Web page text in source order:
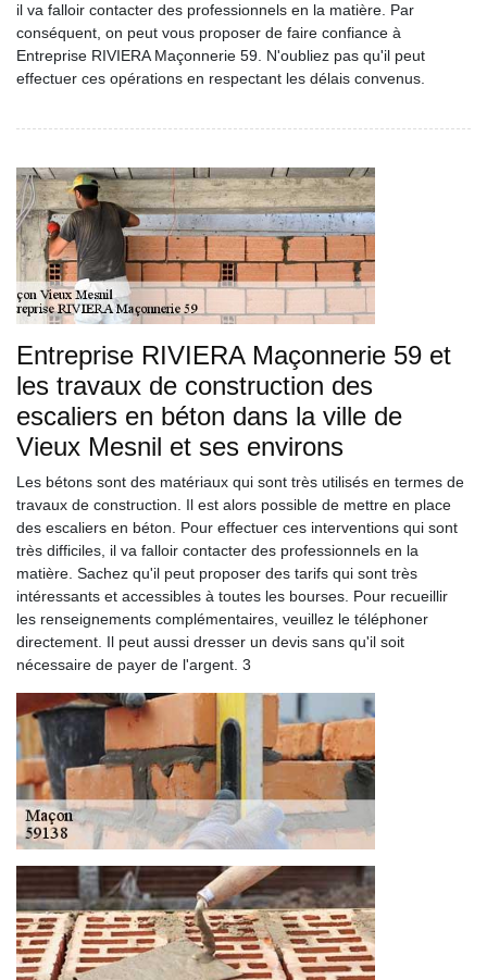
il va falloir contacter des professionnels en la matière. Par
conséquent, on peut vous proposer de faire confiance à
Entreprise RIVIERA Maçonnerie 59. N'oubliez pas qu'il peut
effectuer ces opérations en respectant les délais convenus.
Entreprise RIVIERA Maçonnerie 59 et
les travaux de construction des
escaliers en béton dans la ville de
Vieux Mesnil et ses environs
Les bétons sont des matériaux qui sont très utilisés en termes de
travaux de construction. Il est alors possible de mettre en place
des escaliers en béton. Pour effectuer ces interventions qui sont
très difficiles, il va falloir contacter des professionnels en la
matière. Sachez qu'il peut proposer des tarifs qui sont très
intéressants et accessibles à toutes les bourses. Pour recueillir
les renseignements complémentaires, veuillez le téléphoner
directement. Il peut aussi dresser un devis sans qu'il soit
nécessaire de payer de l'argent. 3